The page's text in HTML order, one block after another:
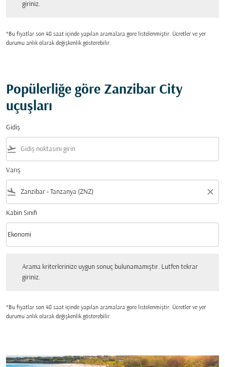
giriniz.
*Bu fiyatlar son 48 saat içinde yapılan aramalara gore listelenmiştir. Ücretler ve yer
durumu anlık olarak değişkenlik gösterebilir.
Popülerliğe göre Zanzibar City
uçuşları
Gidiş
flight_takeoff
Varış
flight_land close
Kabin Sınıfı
Kabin Sınıfı option Ekonomi Selected
Ekonomi
keyboard_arrow_down
Arama kriterlerinize uygun sonuç bulunamamıştır. Lutfen tekrar
giriniz.
*Bu fiyatlar son 48 saat içinde yapılan aramalara gore listelenmiştir. Ücretler ve yer
durumu anlık olarak değişkenlik gösterebilir.